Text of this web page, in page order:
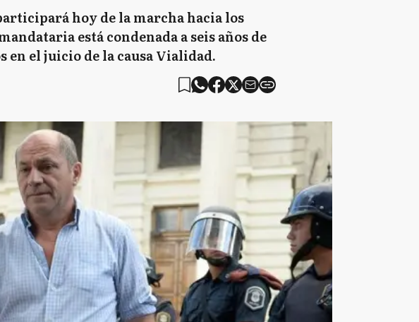
hoy de la marcha hacia los
está condenada a seis años de
el juicio de la causa Vialidad.